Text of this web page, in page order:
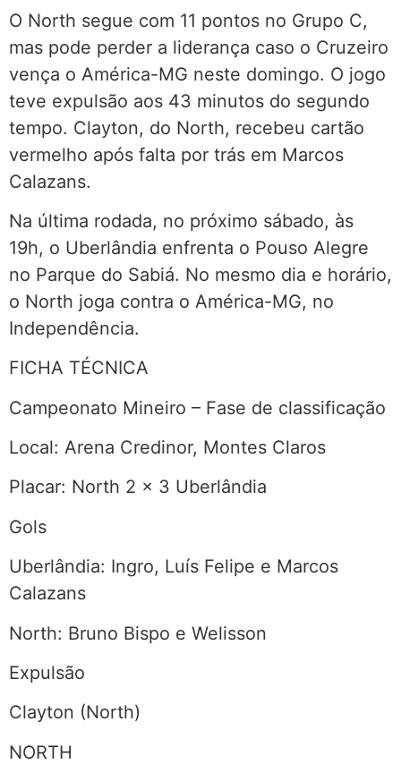
O North segue com 11 pontos no Grupo C,
mas pode perder a liderança caso o Cruzeiro
vença o América-MG neste domingo. O jogo
teve expulsão aos 43 minutos do segundo
tempo. Clayton, do North, recebeu cartão
vermelho após falta por trás em Marcos
Calazans.
Na última rodada, no próximo sábado, às
19h, o Uberlândia enfrenta o Pouso Alegre
no Parque do Sabiá. No mesmo dia e horário,
o North joga contra o América-MG, no
Independência.
FICHA TÉCNICA
Campeonato Mineiro – Fase de classificação
Local: Arena Credinor, Montes Claros
Placar: North 2 x 3 Uberlândia
Gols
Uberlândia: Ingro, Luís Felipe e Marcos
Calazans
North: Bruno Bispo e Welisson
Expulsão
Clayton (North)
NORTH